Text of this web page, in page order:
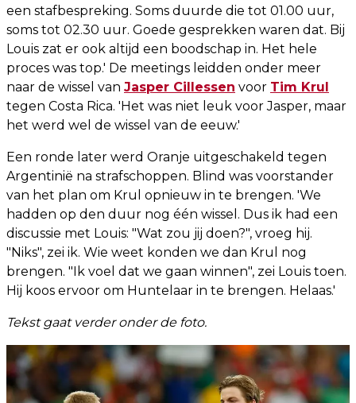
een stafbespreking. Soms duurde die tot 01.00 uur,
soms tot 02.30 uur. Goede gesprekken waren dat. Bij
Louis zat er ook altijd een boodschap in. Het hele
proces was top.' De meetings leidden onder meer
naar de wissel van Jasper Cillessen voor Tim Krul
tegen Costa Rica. 'Het was niet leuk voor Jasper, maar
het werd wel de wissel van de eeuw.'
Een ronde later werd Oranje uitgeschakeld tegen
Argentinië na strafschoppen. Blind was voorstander
van het plan om Krul opnieuw in te brengen. 'We
hadden op den duur nog één wissel. Dus ik had een
discussie met Louis: "Wat zou jij doen?", vroeg hij.
"Niks", zei ik. Wie weet konden we dan Krul nog
brengen. "Ik voel dat we gaan winnen", zei Louis toen.
Hij koos ervoor om Huntelaar in te brengen. Helaas.'
Tekst gaat verder onder de foto.